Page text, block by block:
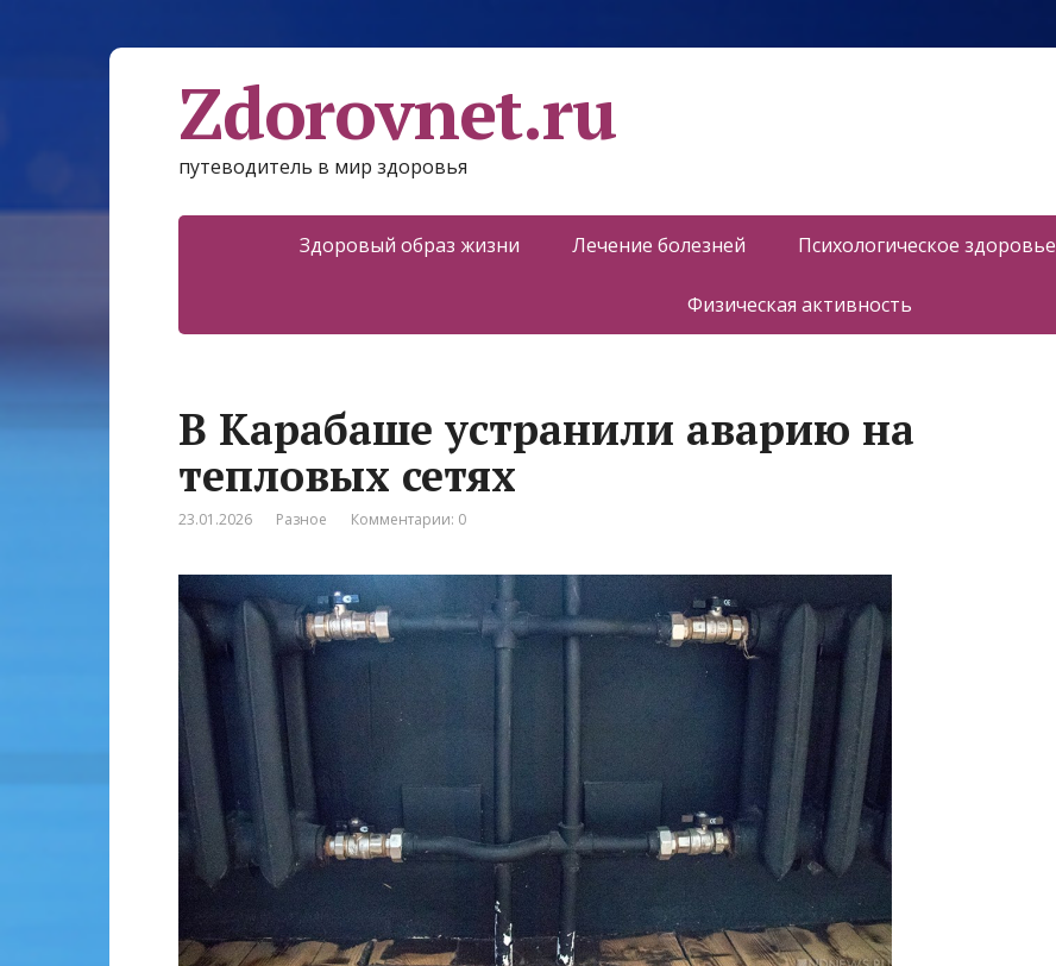
Zdorovnet.ru
путеводитель в мир здоровья
Здоровый образ жизни Лечение болезней Психологическое здоровье
Физическая активность
В Карабаше устранили аварию на
тепловых сетях
23.01.2026 Разное Комментарии: 0